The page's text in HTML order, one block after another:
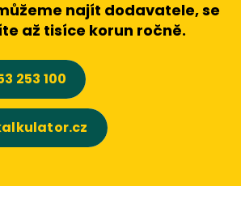
najít dodavatele, se
až tisíce korun ročně.
253 100